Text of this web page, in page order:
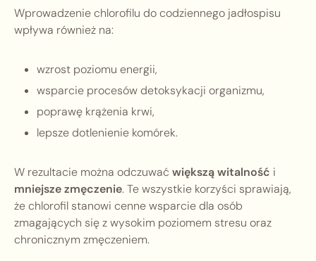
Wprowadzenie chlorofilu do codziennego jadłospisu
wpływa również na:
wzrost poziomu energii,
wsparcie procesów detoksykacji organizmu,
poprawę krążenia krwi,
lepsze dotlenienie komórek.
W rezultacie można odczuwać większą witalność i
mniejsze zmęczenie. Te wszystkie korzyści sprawiają,
że chlorofil stanowi cenne wsparcie dla osób
zmagających się z wysokim poziomem stresu oraz
chronicznym zmęczeniem.